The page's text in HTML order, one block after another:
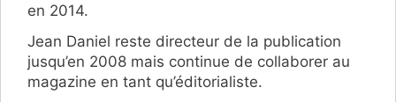
en 2014.
Jean Daniel reste directeur de la publication
jusqu’en 2008 mais continue de collaborer au
magazine en tant qu’éditorialiste.